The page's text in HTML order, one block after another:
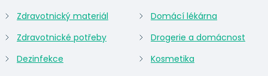
Zdravotnický materiál
Zdravotnické potřeby
Dezinfekce
Domácí lékárna
Drogerie a domácnost
Kosmetika